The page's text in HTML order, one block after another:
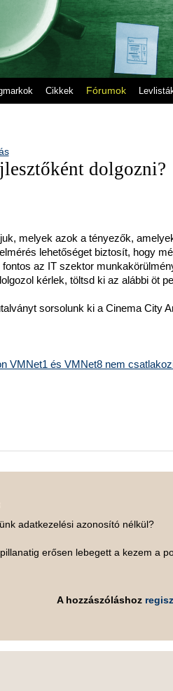
Cikkek Fórumok
dolgozni?
melyek azok a tényezők,
lehetőséget biztosít, hogy
az IT szektor
kérlek, töltsd ki az alábbi öt
sorsolunk ki a Cinema City
VMNet1 és VMNet8 nem
adatkezelési azonosító nélkül?
erősen lebegett a kezem a
A hozzászóláshoz